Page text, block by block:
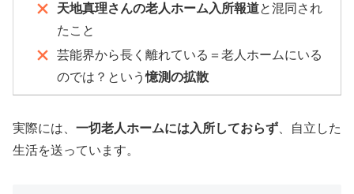
天地真理さんの老人ホーム入所報道と混同され
たこと
芸能界から長く離れている＝老人ホームにいる
のでは？という憶測の拡散
実際には、 一切老人ホームには入所しておらず、自立した
生活を送っています。